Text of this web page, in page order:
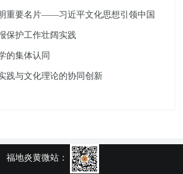
重要名片——习近平文化思想引领中国
保护工作壮阔实践
的集体认同
践与文化理论的协同创新
福地炎黄微站：